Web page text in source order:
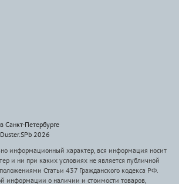
Санкт-Петербурге
2026
информационный характер, вся информация носит
и ни при каких условиях не является публичной
Статьи 437 Гражданского кодекса РФ.
информации о наличии и стоимости товаров,